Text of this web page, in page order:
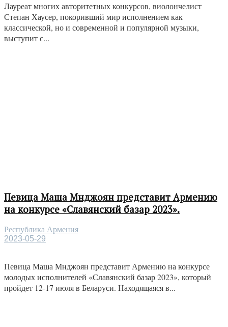
Лауреат многих авторитетных конкурсов, виолончелист
Степан Хаусер, покоривший мир исполнением как
классической, но и современной и популярной музыки,
выступит с...
Певица Маша Мнджоян представит Армению
на конкурсе «Славянский базар 2023».
Республика Армения
2023-05-29
Певица Маша Мнджоян представит Армению на конкурсе
молодых исполнителей «Славянский базар 2023», который
пройдет 12-17 июля в Беларуси. Находящаяся в...